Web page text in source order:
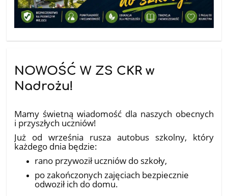
NOWOŚĆ W ZS CKR w
Nadrożu!
Mamy świetną wiadomość dla naszych obecnych
i przyszłych uczniów!
Już od września rusza autobus szkolny, który
każdego dnia będzie:
rano przywoził uczniów do szkoły,
po zakończonych zajęciach bezpiecznie
odwoził ich do domu.